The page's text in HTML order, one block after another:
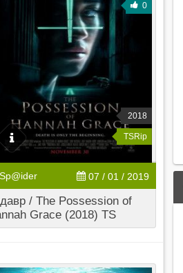
0
2018
TSRip
Sp@ider 07 / 01 / 2019
/ The Possession of
Grace (2018) TS